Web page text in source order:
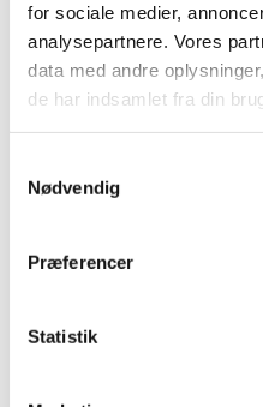
for sociale medier,
analysepartnere. Vores
data med andre
de har indsamlet fra din
Nødvendig
Præferencer
Statistik
Børnekirken ledes denne
ungemedarbejder, Anne-